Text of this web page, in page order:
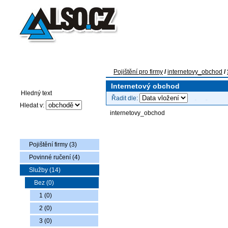
Hledat v:
Pojištění firmy (3)
Povinné ručení (4)
Služby (14)
Bez (0)
1 (0)
2 (0)
3 (0)
Pojištění pro firmy / internetovy_obchod /
Internetový obchod
Řadit dle:
internetovy_obchod